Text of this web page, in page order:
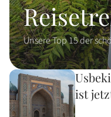
Unsere Top 15 der
ist